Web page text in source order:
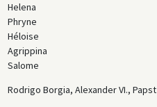
Helena
Phryne
Héloise
Agrippina
Salome
Rodrigo Borgia, Alexander VI., Papst